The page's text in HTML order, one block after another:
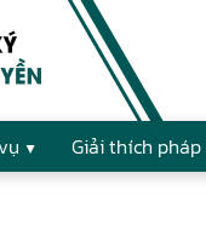
Giải thích